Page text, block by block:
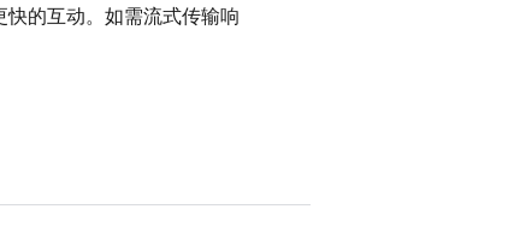
的互动。如需流式传输响